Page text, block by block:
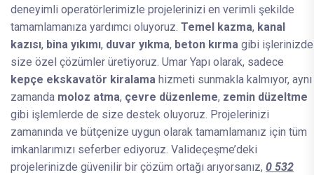
deneyimli operatörlerimizle projelerinizi en verimli şekilde
tamamlamanıza yardımcı oluyoruz. Temel kazma, kanal
kazısı, bina yıkımı, duvar yıkma, beton kırma gibi işlerinizde
size özel çözümler üretiyoruz. Umar Yapı olarak, sadece
kepçe ekskavatör kiralama hizmeti sunmakla kalmıyor, aynı
zamanda moloz atma, çevre düzenleme, zemin düzeltme
gibi işlemlerde de size destek oluyoruz. Projelerinizi
zamanında ve bütçenize uygun olarak tamamlamanız için tüm
imkanlarımızı seferber ediyoruz. Valideçeşme’deki
projelerinizde güvenilir bir çözüm ortağı arıyorsanız, 0 532